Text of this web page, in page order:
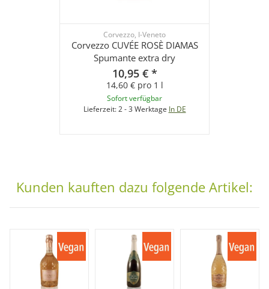
Corvezzo, I-Veneto
Corvezzo CUVÉE ROSÈ DIAMAS
Spumante extra dry
10,95 € *
14,60 € pro 1 l
Sofort verfügbar
Lieferzeit:2 - 3 Werktage In DE
Kunden kauften dazu folgende Artikel: